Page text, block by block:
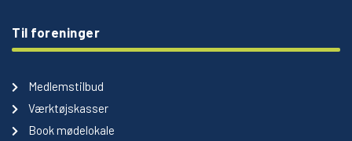
Til foreninger
Medlemstilbud
Værktøjskasser
Book mødelokale